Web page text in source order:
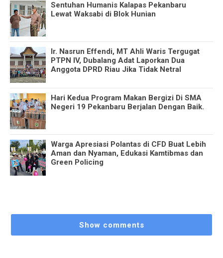
Sentuhan Humanis Kalapas Pekanbaru
Lewat Waksabi di Blok Hunian
Ir. Nasrun Effendi, MT Ahli Waris Tergugat
PTPN IV, Dubalang Adat Laporkan Dua
Anggota DPRD Riau Jika Tidak Netral
Hari Kedua Program Makan Bergizi Di SMA
Negeri 19 Pekanbaru Berjalan Dengan Baik.
Warga Apresiasi Polantas di CFD Buat Lebih
Aman dan Nyaman, Edukasi Kamtibmas dan
Green Policing
Show comments